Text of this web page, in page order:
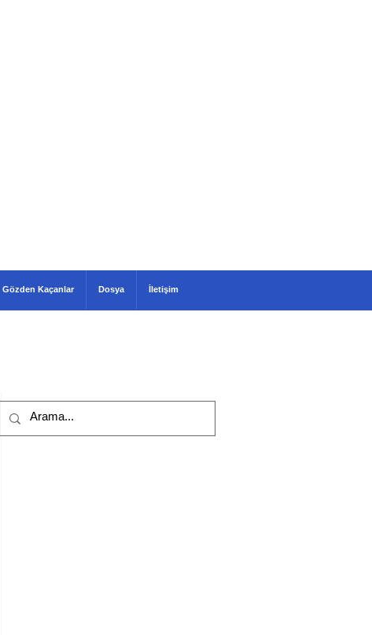
Gözden Kaçanlar Dosya İletişim